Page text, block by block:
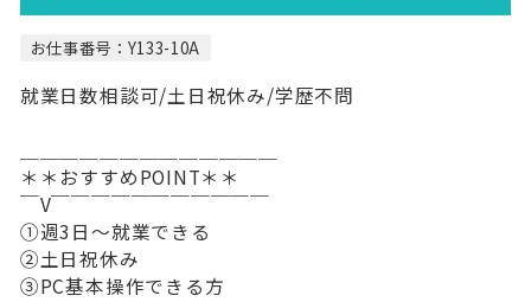
お仕事番号：Y133-10A
就業日数相談可/土日祝休み/学歴不問
＊＊おすすめPOINT＊＊
￣V￣￣￣￣￣￣￣￣￣￣￣
①週3日～就業できる
②土日祝休み
③PC基本操作できる方